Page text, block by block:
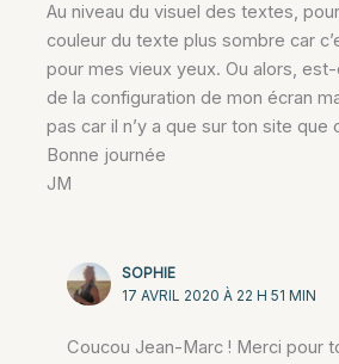
Au niveau du visuel des textes,
couleur du texte plus sombre car
pour mes vieux yeux. Ou alors,
de la configuration de mon écran
pas car il n’y a que sur ton site que
Bonne journée
JM
SOPHIE
17 AVRIL 2020 À 22 H 51 MIN
Coucou Jean-Marc ! Merci pour